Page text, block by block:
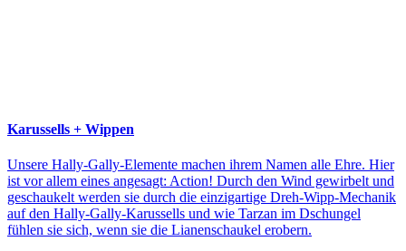
Karussells + Wippen
Unsere Hally-Gally-Elemente machen ihrem Namen alle Ehre. Hier
ist vor allem eines angesagt: Action! Durch den Wind gewirbelt und
geschaukelt werden sie durch die einzigartige Dreh-Wipp-Mechanik
auf den Hally-Gally-Karussells und wie Tarzan im Dschungel
fühlen sie sich, wenn sie die Lianenschaukel erobern.